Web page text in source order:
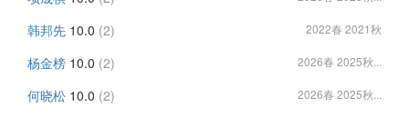
韩邦先 10.0 (2) 2022春 2021秋
杨金榜 10.0 (2) 2026春 2025秋...
何晓松 10.0 (2) 2026春 2025秋...